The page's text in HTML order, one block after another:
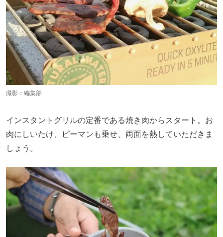
撮影：編集部
インスタントグリルの定番である焼き肉からスタート。お
肉にしいたけ、ピーマンも乗せ、両面を熱していただきま
しょう。